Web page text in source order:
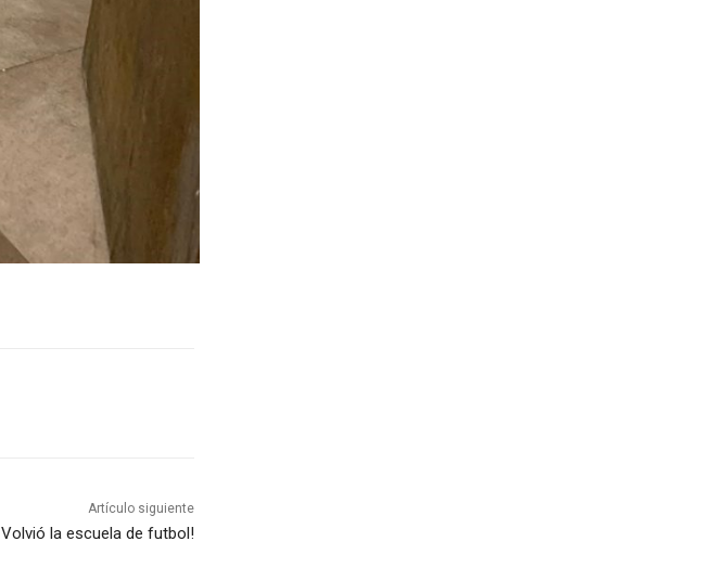
Artículo siguiente
Volvió la escuela de futbol!